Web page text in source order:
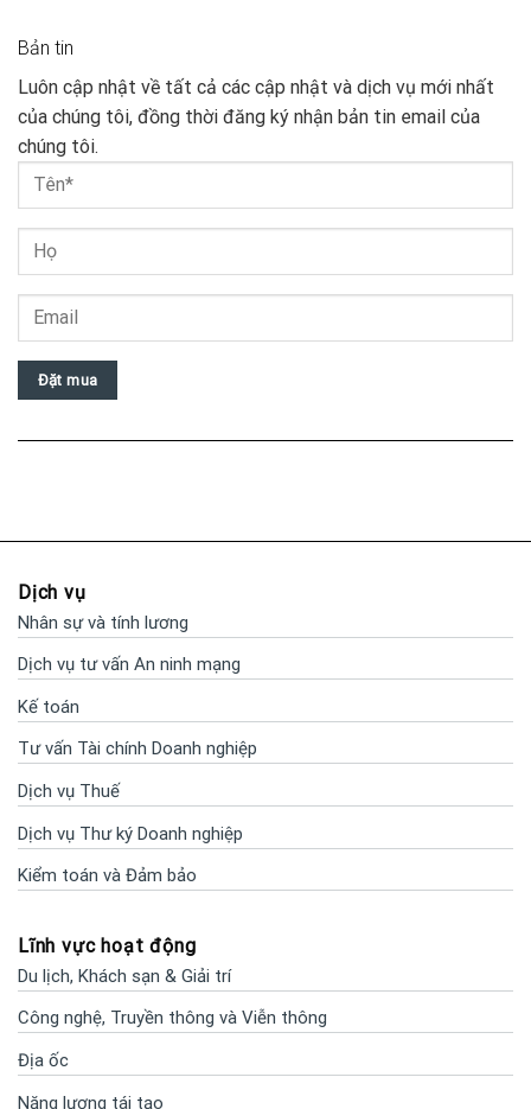
Bản tin
Luôn cập nhật về tất cả các cập nhật và dịch vụ mới nhất
của chúng tôi, đồng thời đăng ký nhận bản tin email của
chúng tôi.
Đặt mua
Dịch vụ
Nhân sự và tính lương
Dịch vụ tư vấn An ninh mạng
Kế toán
Tư vấn Tài chính Doanh nghiệp
Dịch vụ Thuế
Dịch vụ Thư ký Doanh nghiệp
Kiểm toán và Đảm bảo
Lĩnh vực hoạt động
Du lịch, Khách sạn & Giải trí
Công nghệ, Truyền thông và Viễn thông
Địa ốc
Năng lượng tái tạo